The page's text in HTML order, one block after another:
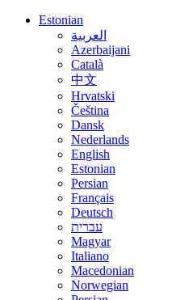
Estonian
العربية
Azerbaijani
Català
中文
Hrvatski
Čeština
Dansk
Nederlands
English
Estonian
Persian
Français
Deutsch
עברית
Magyar
Italiano
Macedonian
Norwegian